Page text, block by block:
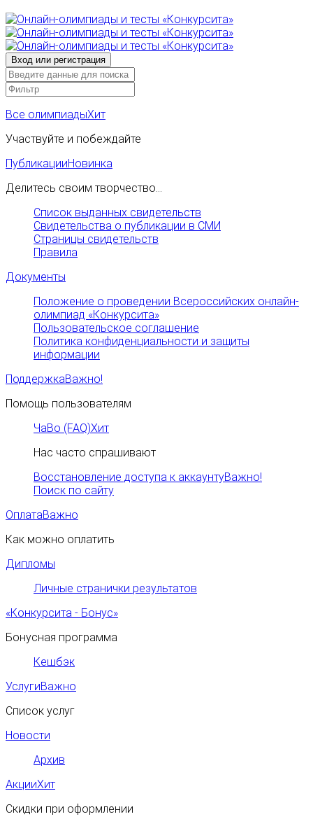
Все олимпиадыХит
Участвуйте и побеждайте
ПубликацииНовинка
Делитесь своим творчество...
Список выданных свидетельств
Свидетельства о публикации в СМИ
Страницы свидетельств
Правила
Документы
Положение о проведении Всероссийских онлайн-
олимпиад «Конкурсита»
Пользовательское соглашение
Политика конфиденциальности и защиты
информации
ПоддержкаВажно!
Помощь пользователям
ЧаВо (FAQ)Хит
Нас часто спрашивают
Восстановление доступа к аккаунтуВажно!
Поиск по сайту
ОплатаВажно
Как можно оплатить
Дипломы
Личные странички результатов
«Конкурсита - Бонус»
Бонусная программа
Кешбэк
УслугиВажно
Список услуг
Новости
Архив
АкцииХит
Скидки при оформлении